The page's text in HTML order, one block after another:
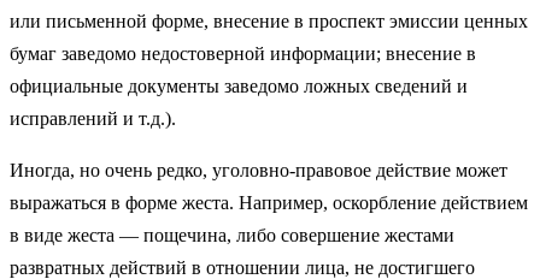
или письменной форме, внесение в проспект эмиссии ценных
бумаг заведомо недостоверной информации; внесение в
официальные документы заведомо ложных сведений и
исправлений и т.д.).
Иногда, но очень редко, уголовно-правовое действие может
выражаться в форме жеста. Например, оскорбление действием
в виде жеста — пощечина, либо совершение жестами
развратных действий в отношении лица, не достигшего